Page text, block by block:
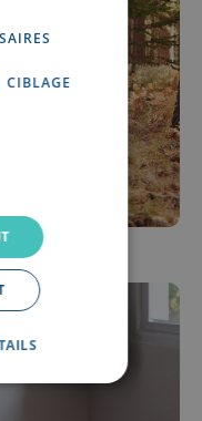
CIBLAGE